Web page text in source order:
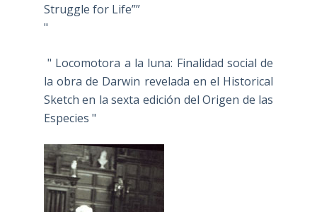
Struggle for Life””
"
" Locomotora a la luna: Finalidad social de
la obra de Darwin revelada en el Historical
Sketch en la sexta edición del Origen de las
Especies "